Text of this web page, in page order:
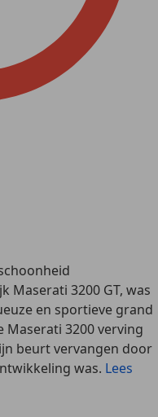
Maserati 3200 GT, was
en sportieve grand
3200 verving
beurt vervangen door
was. Lees